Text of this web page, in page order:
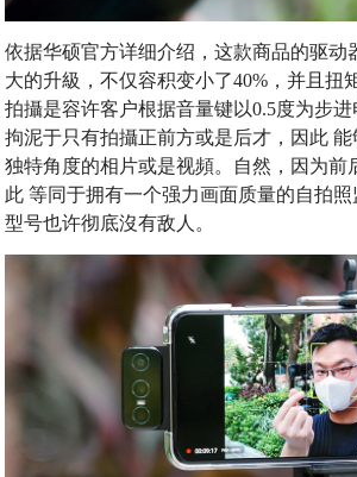
依据华硕官方详细介绍，这款商品的驱动
大的升級，不仅容积变小了40%，并且扭
拍攝是容许客户根据音量键以0.5度为步
拘泥于只有拍攝正前方或是后才，因此
独特角度的相片或是视頻。自然，因为前
此 等同于拥有一个强力画面质量的自拍
型号也许彻底沒有敌人。